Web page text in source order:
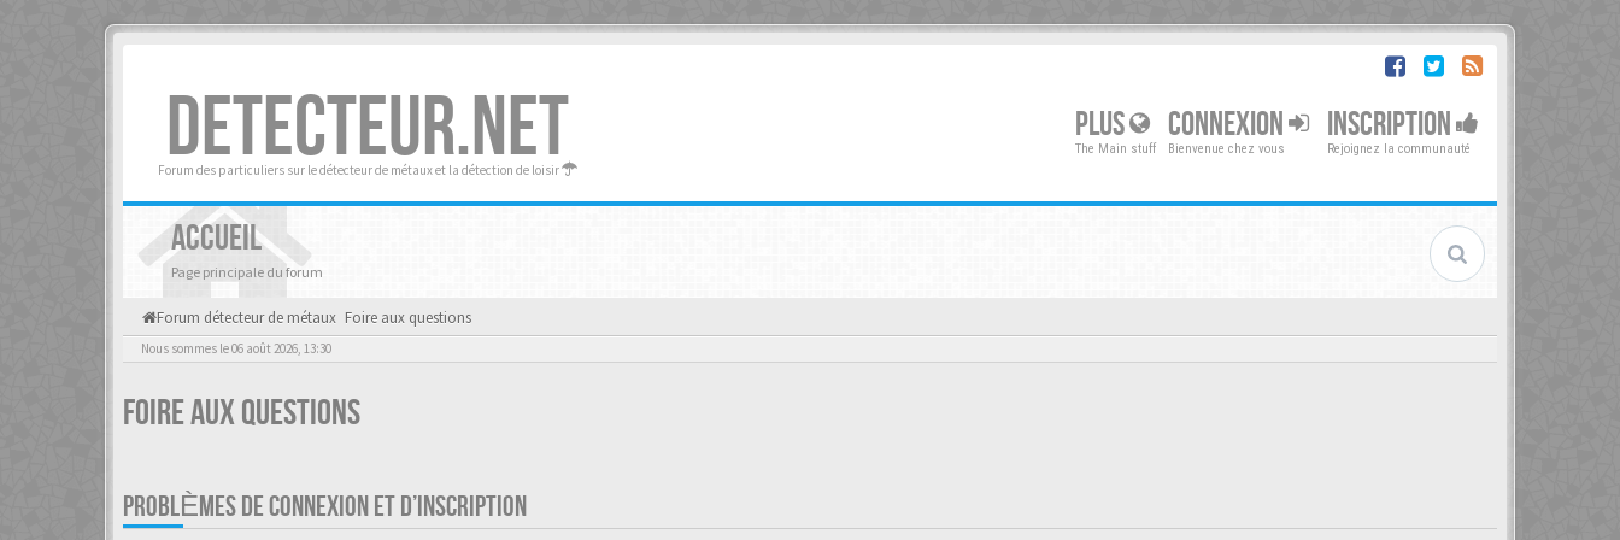
DETECTEUR.NET
Forum des particuliers sur le détecteur de métaux et la détection de loisir
PLUS
The Main stuff
CONNEXION
Bienvenue chez vous
INSCRIPTION
Rejoignez la communauté
ACCUEIL
Page principale du forum
Forum détecteur de métaux Foire aux questions
Nous sommes le 06 août 2026, 13:30
Foire aux questions
PROBLÈMES DE CONNEXION ET D’INSCRIPTION